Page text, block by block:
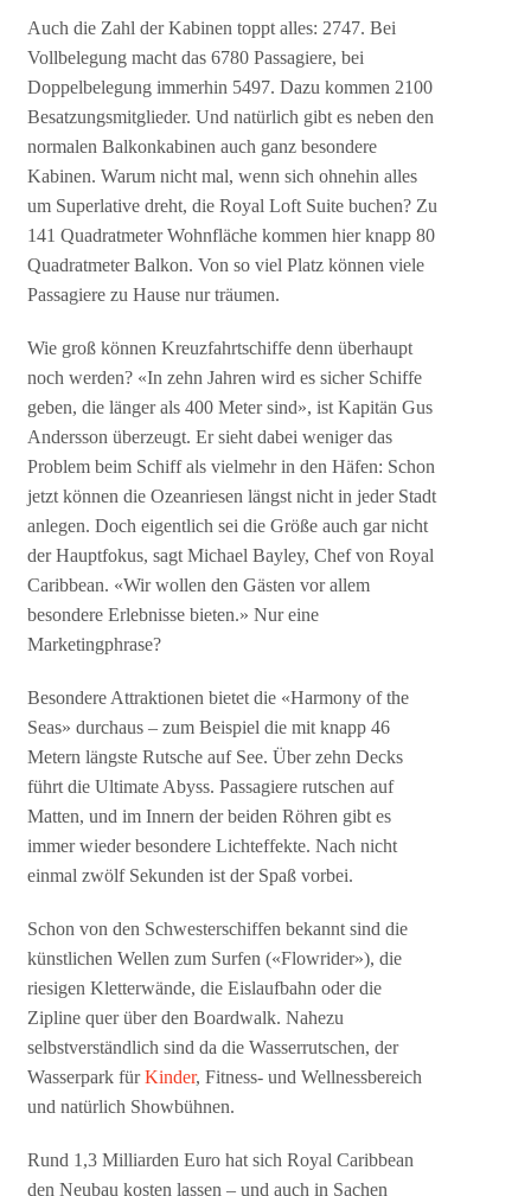
Auch die Zahl der Kabinen toppt alles: 2747. Bei
Vollbelegung macht das 6780 Passagiere, bei
Doppelbelegung immerhin 5497. Dazu kommen 2100
Besatzungsmitglieder. Und natürlich gibt es neben den
normalen Balkonkabinen auch ganz besondere
Kabinen. Warum nicht mal, wenn sich ohnehin alles
um Superlative dreht, die Royal Loft Suite buchen? Zu
141 Quadratmeter Wohnfläche kommen hier knapp 80
Quadratmeter Balkon. Von so viel Platz können viele
Passagiere zu Hause nur träumen.
Wie groß können Kreuzfahrtschiffe denn überhaupt
noch werden? «In zehn Jahren wird es sicher Schiffe
geben, die länger als 400 Meter sind», ist Kapitän Gus
Andersson überzeugt. Er sieht dabei weniger das
Problem beim Schiff als vielmehr in den Häfen: Schon
jetzt können die Ozeanriesen längst nicht in jeder Stadt
anlegen. Doch eigentlich sei die Größe auch gar nicht
der Hauptfokus, sagt Michael Bayley, Chef von Royal
Caribbean. «Wir wollen den Gästen vor allem
besondere Erlebnisse bieten.» Nur eine
Marketingphrase?
Besondere Attraktionen bietet die «Harmony of the
Seas» durchaus – zum Beispiel die mit knapp 46
Metern längste Rutsche auf See. Über zehn Decks
führt die Ultimate Abyss. Passagiere rutschen auf
Matten, und im Innern der beiden Röhren gibt es
immer wieder besondere Lichteffekte. Nach nicht
einmal zwölf Sekunden ist der Spaß vorbei.
Schon von den Schwesterschiffen bekannt sind die
künstlichen Wellen zum Surfen («Flowrider»), die
riesigen Kletterwände, die Eislaufbahn oder die
Zipline quer über den Boardwalk. Nahezu
selbstverständlich sind da die Wasserrutschen, der
Wasserpark fürKinder, Fitness- und Wellnessbereich
und natürlich Showbühnen.
Rund 1,3 Milliarden Euro hat sich Royal Caribbean
den Neubau kosten lassen – und auch in Sachen